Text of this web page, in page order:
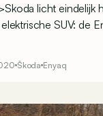
licht eindelijk
SUV: de
Škoda Enyaq